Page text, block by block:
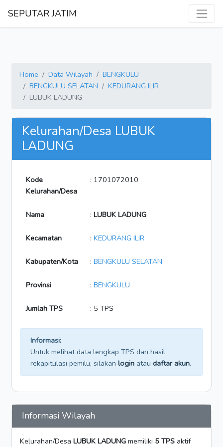
SEPUTAR JATIM
Home Data Wilayah
BENGKULU
BENGKULU SELATAN
KEDURANG ILIR
LUBUK LADUNG
Kelurahan/Desa LUBUK
LADUNG
Kode
Kelurahan/Desa
: 1701072010
Nama : LUBUK LADUNG
Kecamatan : KEDURANG ILIR
Kabupaten/Kota : BENGKULU SELATAN
Provinsi : BENGKULU
Jumlah TPS : 5 TPS
Informasi:
Untuk melihat data lengkap TPS dan hasil
rekapitulasi pemilu, silakan login atau daftar akun.
Informasi Wilayah
Kelurahan/Desa LUBUK LADUNG memiliki 5 TPS aktif